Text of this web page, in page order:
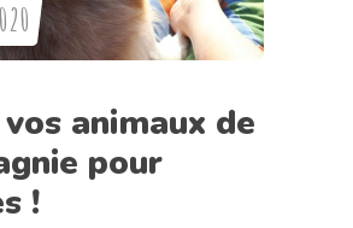
animaux de
pour
!